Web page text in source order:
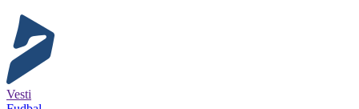
Vesti